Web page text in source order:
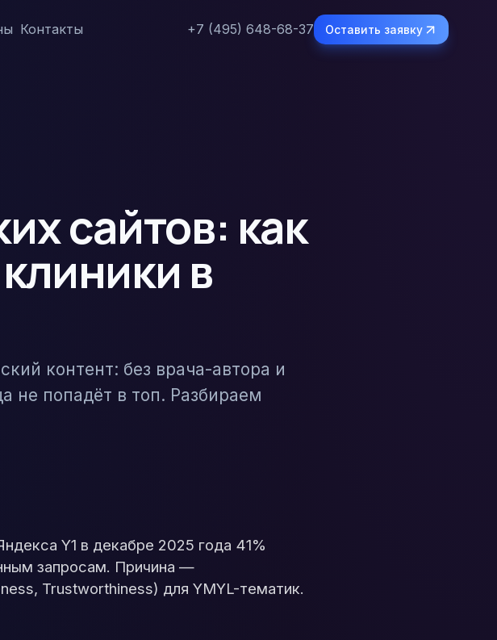
Контакты +7 (495) 648-68-37 Оставить заявку
сайтов: как
в
контент: без врача-автора и
не попадёт в топ. Разбираем
Y1 в декабре 2025 года 41%
запросам. Причина —
Trustworthiness) для YMYL-тематик.